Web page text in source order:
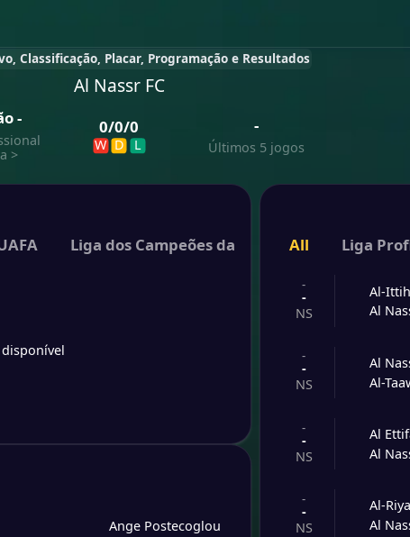
Classificação, Placar, Programação e Resultados
Al Nassr FC
-
>
0/0/0
W D L
-
Últimos 5 jogos
Liga dos Campeões da AFC Supercopa da
Ange Postecoglou
All Liga
-
-
NS
Al-
Al
-
-
NS
Al
Al-
-
-
NS
Al
Al
-
-
NS
Al-
Al